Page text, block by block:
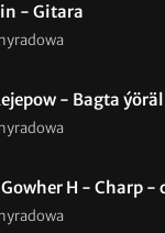
- Gitara
- Bagta
H - Charp -